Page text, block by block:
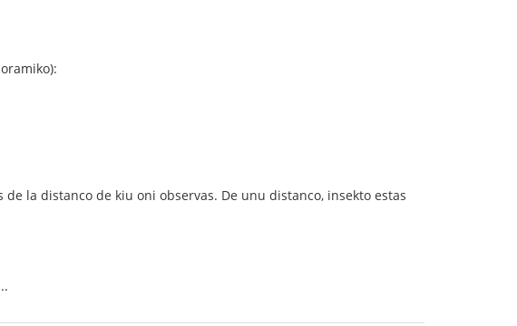
la distanco de kiu oni observas. De unu distanco, insekto estas